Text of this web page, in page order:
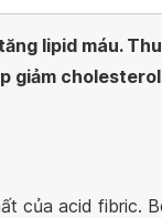
lipid máu.
giảm
của acid fibric.